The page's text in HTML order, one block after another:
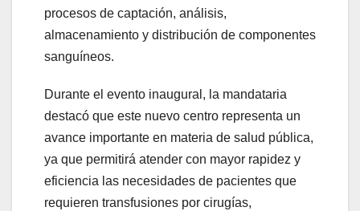
procesos de captación, análisis,
almacenamiento y distribución de componentes
sanguíneos.
Durante el evento inaugural, la mandataria
destacó que este nuevo centro representa un
avance importante en materia de salud pública,
ya que permitirá atender con mayor rapidez y
eficiencia las necesidades de pacientes que
requieren transfusiones por cirugías,